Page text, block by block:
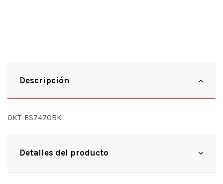
Descripción
OKT-ES7470BK
Detalles del producto